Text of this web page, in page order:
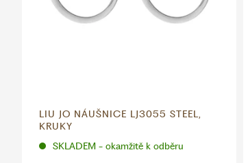
LIU JO NÁUŠNICE LJ3055 STEEL,
KRUKY
SKLADEM - okamžitě k odběru